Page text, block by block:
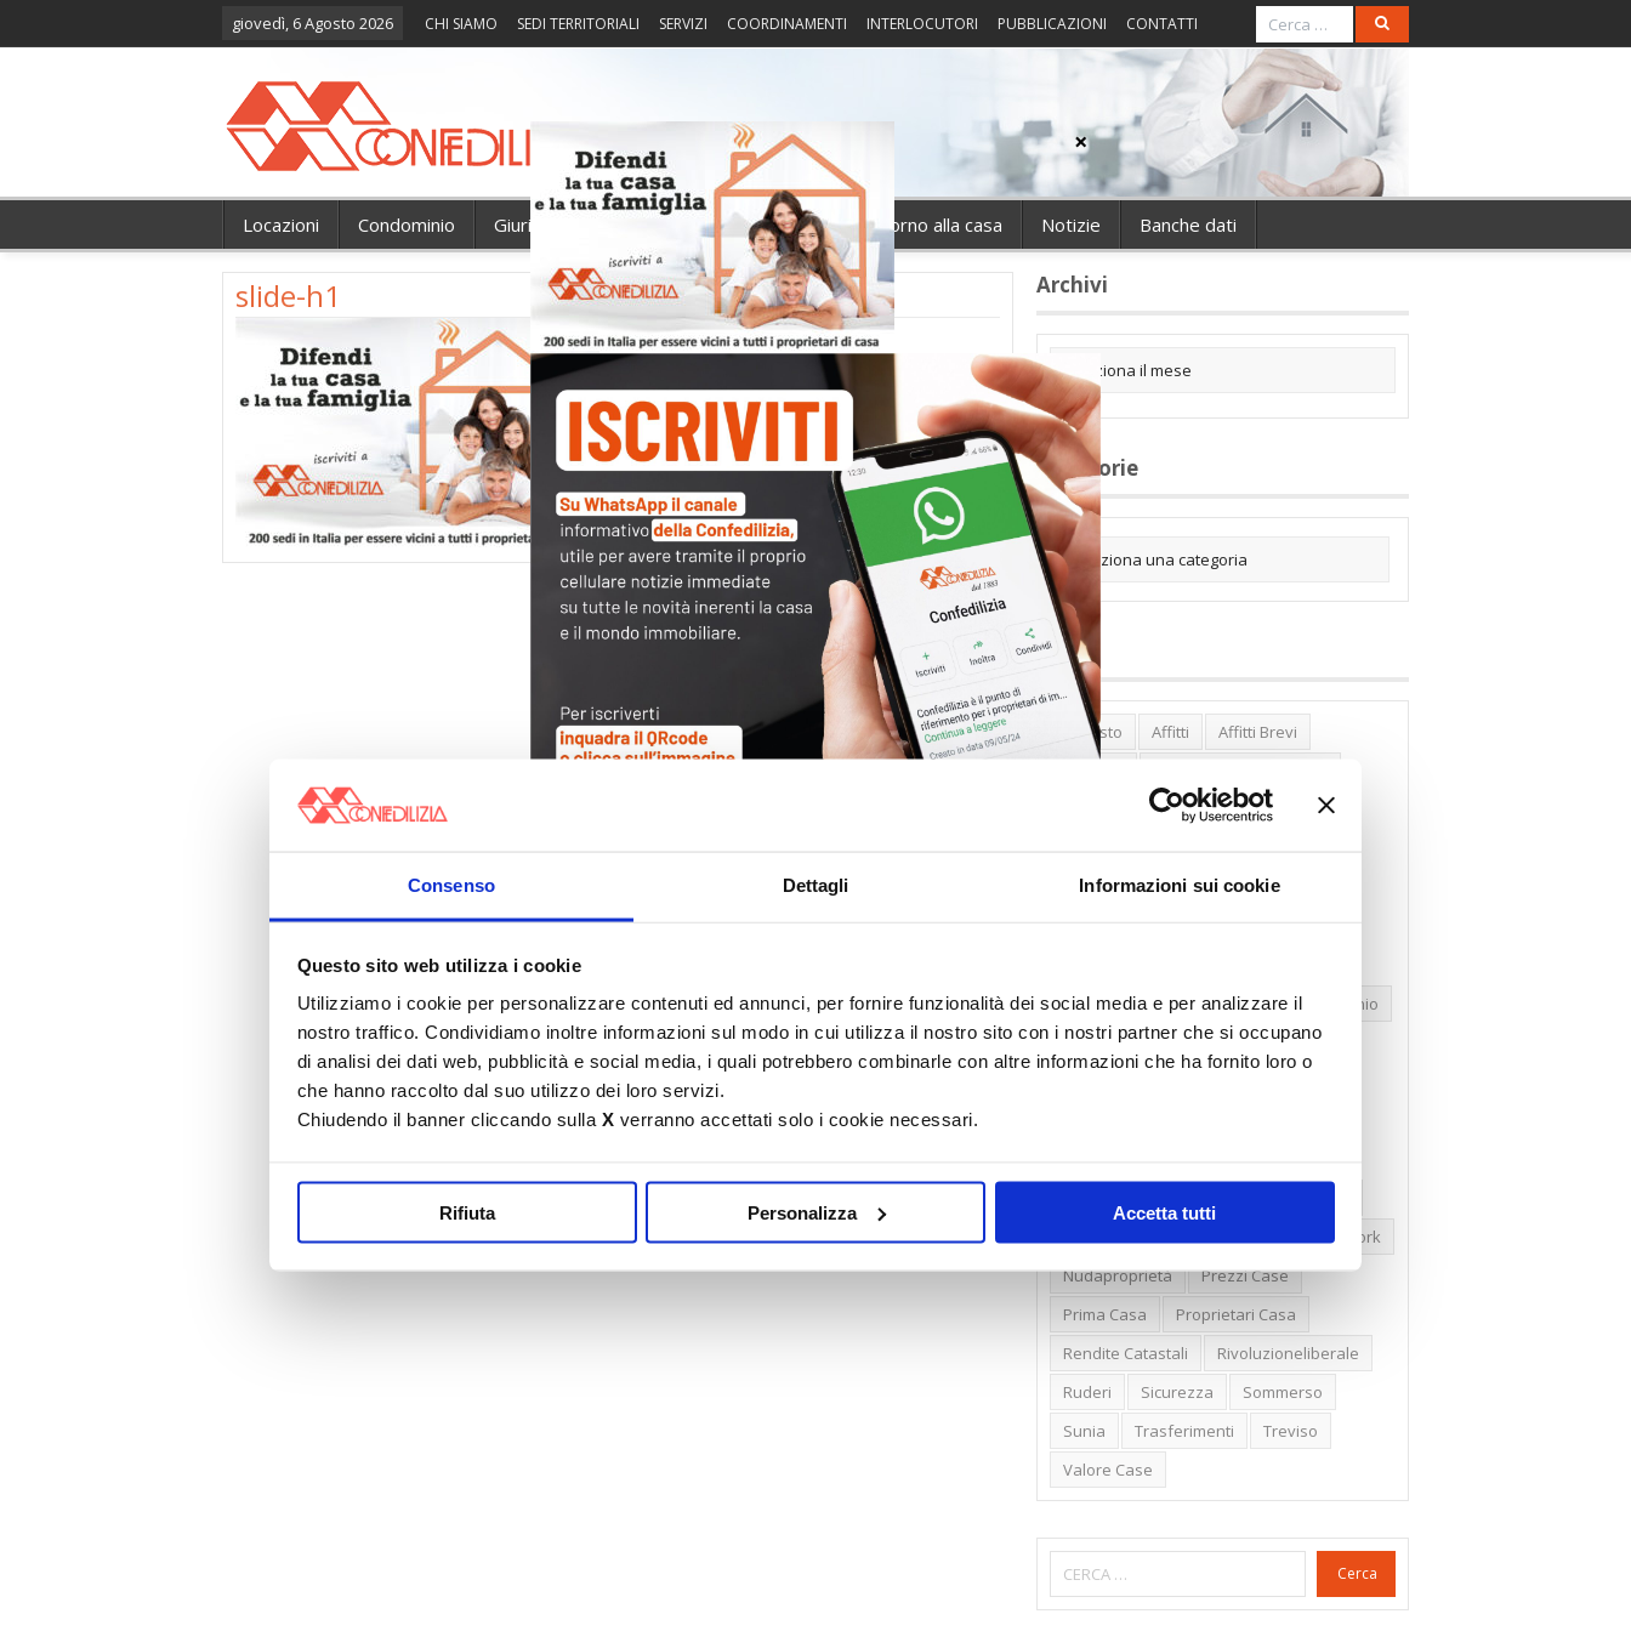
Consenso Dettagli Informazioni sui cookie
Questo sito web utilizza i cookie
Utilizziamo i cookie per personalizzare contenuti ed annunci, per fornire funzionalità dei social media e per analizzare il
nostro traffico. Condividiamo inoltre informazioni sul modo in cui utilizza il nostro sito con i nostri partner che si occupano
di analisi dei dati web, pubblicità e social media, i quali potrebbero combinarle con altre informazioni che ha fornito loro o
che hanno raccolto dal suo utilizzo dei loro servizi.
Chiudendo il banner cliccando sulla X verranno accettati solo i cookie necessari.
Rifiuta Personalizza Accetta tutti
giovedì, 6 Agosto 2026 CHI SIAMO SEDI TERRITORIALI SERVIZI COORDINAMENTI INTERLOCUTORI PUBBLICAZIONI CONTATTI
Locazioni Condominio Giurisprudenza Fisco Portierato Intorno alla casa Notizie Banche dati
slide-h1 Archivi
Categorie
Tag
30posto Affitti
Affitti Brevi
Banca Woolwich
Bilocali
Cambioabitazione
Carenza Alloggi
Compravendite Immobiliari
Condominio
Confcommercio
Confedilizia.EU
New York
Nudaproprietà
Prezzi Case
Prima Casa
Proprietari Casa
Rendite Catastali
Rivoluzioneliberale
Ruderi
Sicurezza
Sommerso
Sunia
Trasferimenti
Treviso
Valore Case
Cerca